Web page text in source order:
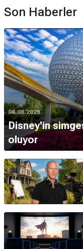
Son Haberler
08.08.2026
Disney'in
oluyor